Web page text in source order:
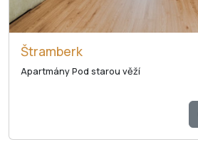
Štramberk
Apartmány Pod starou věží